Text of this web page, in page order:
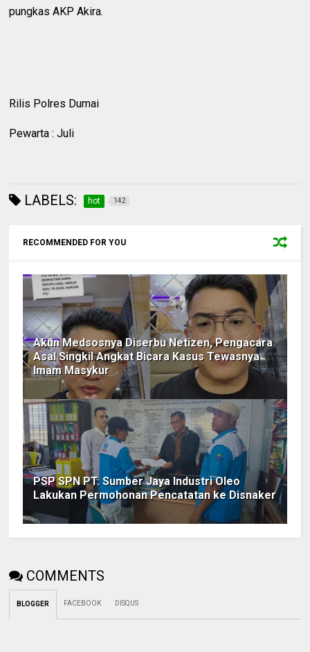
pungkas AKP Akira.
Rilis Polres Dumai
Pewarta : Juli
LABELS: hot 142
RECOMMENDED FOR YOU
Akun Medsosnya Diserbu Netizen, Pengacara
Asal Singkil Angkat Bicara Kasus Tewasnya
Imam Masykur
PSP SPN PT. Sumber Jaya Industri Oleo
Lakukan Permohonan Pencatatan ke Disnaker
COMMENTS
BLOGGER FACEBOOK DISQUS